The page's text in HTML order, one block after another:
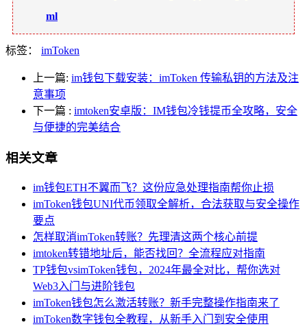
ml
标签： imToken
上一篇: im钱包下载安装：imToken 传输私钥的方法及注
意事项
下一篇 : imtoken安卓版：IM钱包冷钱提币全攻略，安全
与便捷的完美结合
相关文章
im钱包ETH不翼而飞？这份应急处理指南帮你止损
imToken钱包UNI代币领取全解析，合法获取与安全操作
要点
怎样取消imToken转账？先理清这两个核心前提
imtoken转错地址后，能否找回？全流程应对指南
TP钱包vsimToken钱包，2024年最全对比，帮你选对
Web3入门与进阶钱包
imToken钱包怎么激活转账？新手完整操作指南来了
imToken数字钱包全教程，从新手入门到安全使用